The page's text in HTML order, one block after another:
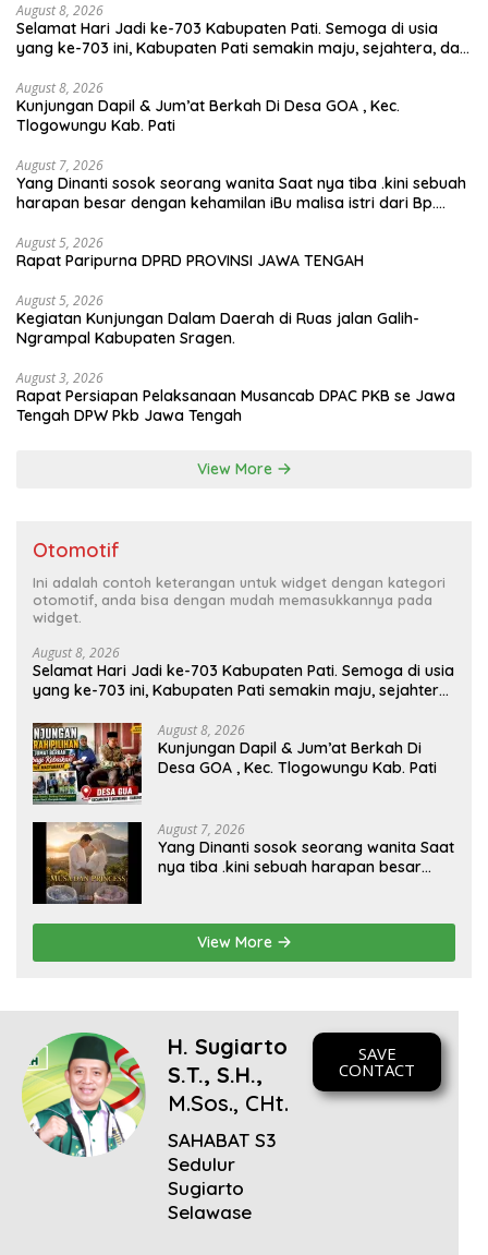
August 8, 2026
Selamat Hari Jadi ke-703 Kabupaten Pati. Semoga di usia
yang ke-703 ini, Kabupaten Pati semakin maju, sejahtera, dan
kesejahteraan bagi seluruh masyarakatnya. Semoga sinergi
dan kolaborasi yang telah terjalin semakin kuat demi
mewujudkan pembangunan yang berkelanjutan. Dirgahayu
Facebook
August 8, 2026
Kunjungan Dapil & Jum’at Berkah Di Desa GOA , Kec.
Tlogowungu Kab. Pati
August 7, 2026
Yang Dinanti sosok seorang wanita Saat nya tiba .kini sebuah
harapan besar dengan kehamilan iBu malisa istri dari Bp.
Musa & Princes.
August 5, 2026
Rapat Paripurna DPRD PROVINSI JAWA TENGAH
August 5, 2026
Kegiatan Kunjungan Dalam Daerah di Ruas jalan Galih-
Ngrampal Kabupaten Sragen.
August 3, 2026
Rapat Persiapan Pelaksanaan Musancab DPAC PKB se Jawa
Tengah DPW Pkb Jawa Tengah
View More
Otomotif
Ini adalah contoh keterangan untuk widget dengan kategori
otomotif, anda bisa dengan mudah memasukkannya pada
widget.
August 8, 2026
Selamat Hari Jadi ke-703 Kabupaten Pati. Semoga di usia
yang ke-703 ini, Kabupaten Pati semakin maju, sejahtera,
kesejahteraan bagi seluruh masyarakatnya. Semoga
sinergi dan kolaborasi yang telah terjalin semakin kuat
demi mewujudkan pembangunan yang berkelanjutan.
Dirgahayu Kabupaten Pati ke-703. Salam sedulur Pati
Selawase. Facebook
August 8, 2026
Kunjungan Dapil & Jum’at Berkah Di
Desa GOA , Kec. Tlogowungu Kab. Pati
August 7, 2026
Yang Dinanti sosok seorang wanita Saat
nya tiba .kini sebuah harapan besar
buah hati yang berjudul Musa & Princes.
View More
H. Sugiarto
S.T., S.H.,
M.Sos., CHt.
SAHABAT S3
Sedulur
Sugiarto
Selawase
SAVE
CONTACT